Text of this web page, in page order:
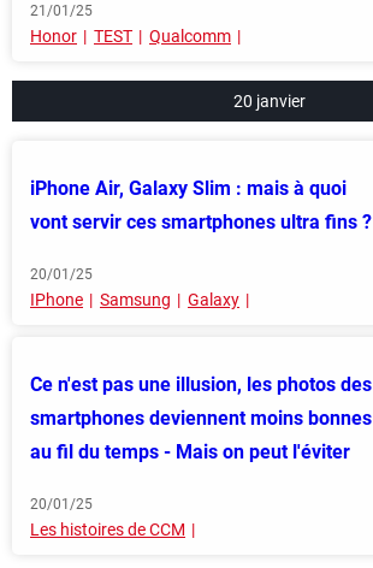
21/01/25
Honor TEST Qualcomm
20 janvier
iPhone Air, Galaxy Slim : mais à quoi
vont servir ces smartphones ultra fins ?
20/01/25
IPhone Samsung Galaxy
Ce n'est pas une illusion, les photos des
smartphones deviennent moins bonnes
au fil du temps - Mais on peut l'éviter
20/01/25
Les histoires de CCM